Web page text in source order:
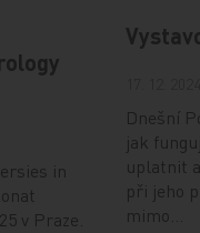
in
v Praze.
Dnešní
jak
uplatnit
při jeho
mimo…